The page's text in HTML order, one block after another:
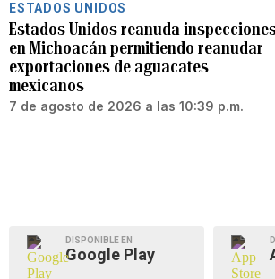
ESTADOS UNIDOS
Estados Unidos reanuda
en Michoacán permitiendo reanudar
exportaciones de aguacates
mexicanos
7 de agosto de 2026 a las 10:39 p.m.
DISPONIBLE EN
Google Play